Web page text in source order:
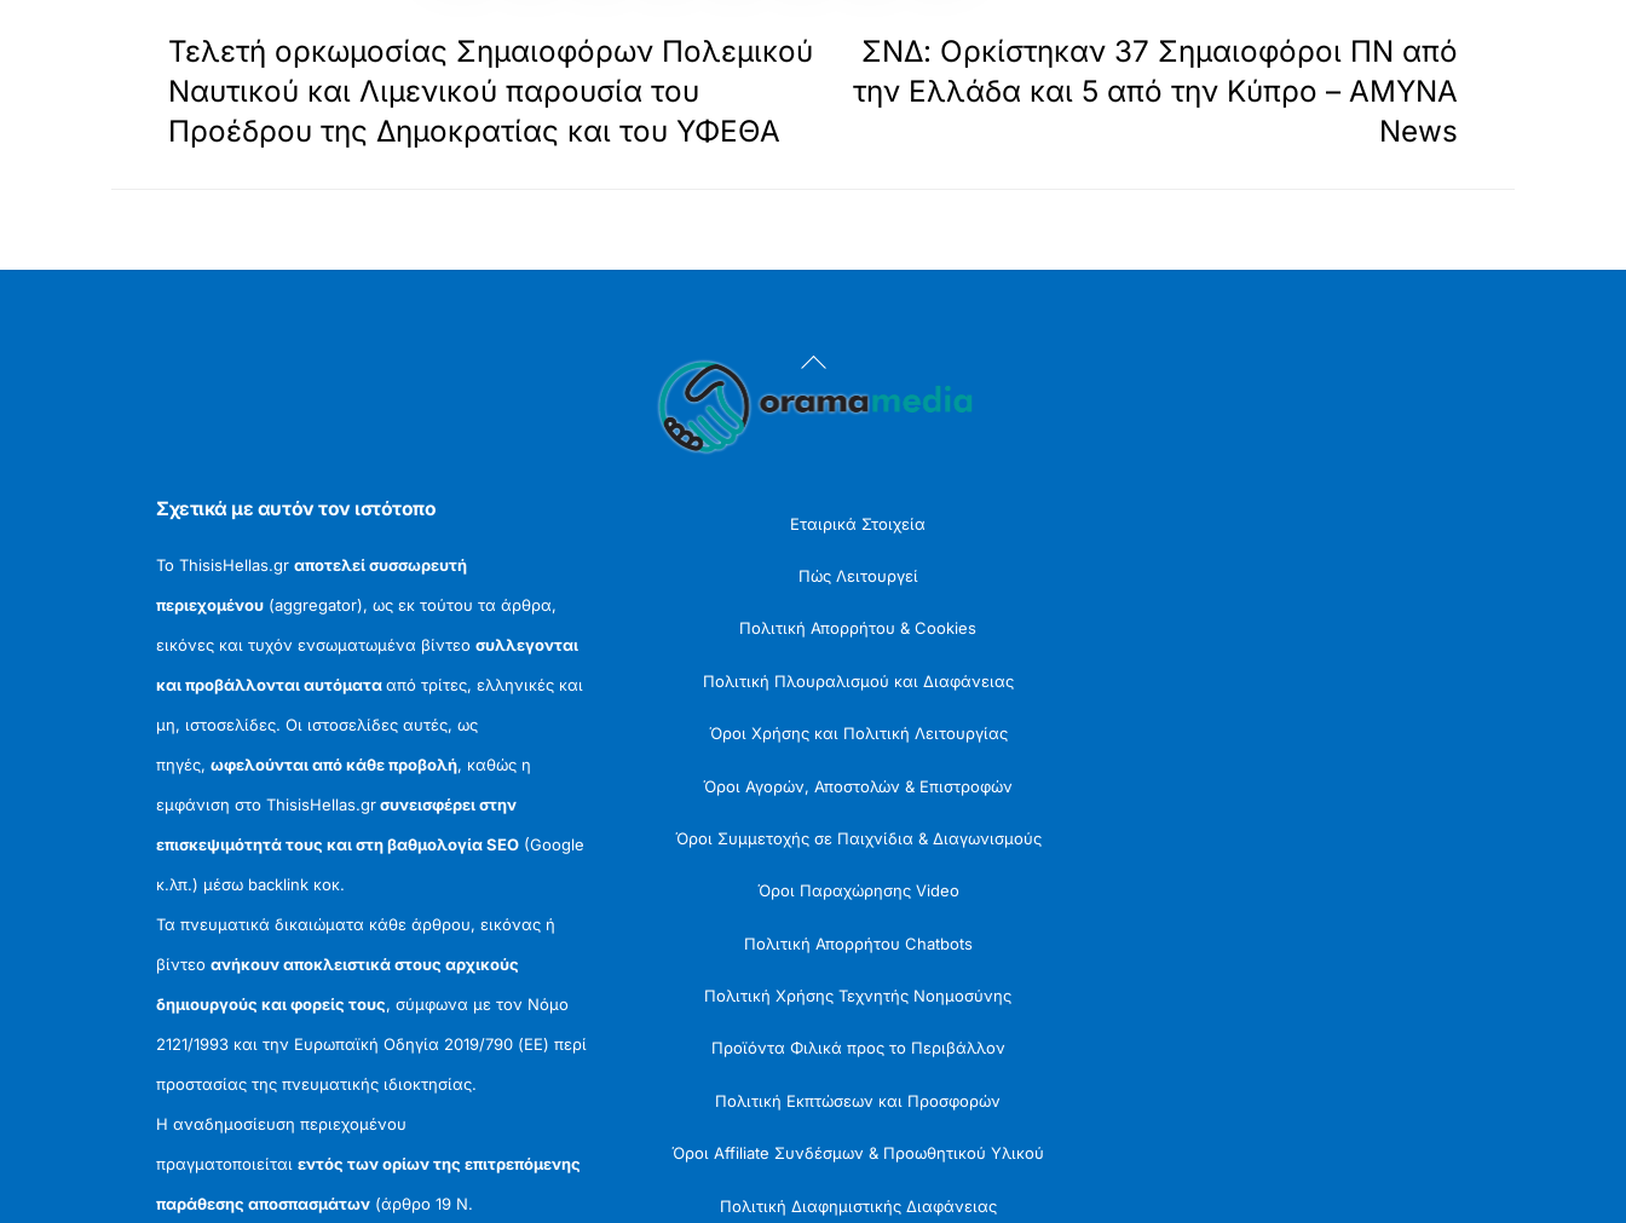
Τελετή ορκωμοσίας Σημαιοφόρων Πολεμικού
Ναυτικού και Λιμενικού παρουσία του
Προέδρου της Δημοκρατίας και του ΥΦΕΘΑ
ΣΝΔ: Ορκίστηκαν 37 Σημαιοφόροι ΠΝ από
την Ελλάδα και 5 από την Κύπρο – ΑΜΥΝΑ
News
Back
To
Σχετικά με αυτόν τον ιστότοπο
Το ThisisHellas.grαποτελεί συσσωρευτή
περιεχομένου (aggregator), ως εκ τούτου τα άρθρα,
εικόνες και τυχόν ενσωματωμένα βίντεοσυλλεγονται
και προβάλλονται αυτόματααπό τρίτες, ελληνικές και
μη, ιστοσελίδες. Οι ιστοσελίδες αυτές, ως
πηγές,ωφελούνται από κάθε προβολή, καθώς η
εμφάνιση στο ThisisHellas.grσυνεισφέρει στην
επισκεψιμότητά τους και στη βαθμολογία SEO (Google
κ.λπ.) μέσω backlink κοκ.
Τα πνευματικά δικαιώματα κάθε άρθρου, εικόνας ή
βίντεοανήκουν αποκλειστικά στους αρχικούς
δημιουργούς και φορείς τους, σύμφωνα με τον Νόμο
2121/1993 και την Ευρωπαϊκή Οδηγία 2019/790 (ΕΕ) περί
προστασίας της πνευματικής ιδιοκτησίας.
Η αναδημοσίευση περιεχομένου
πραγματοποιείταιεντός των ορίων της επιτρεπόμενης
παράθεσης αποσπασμάτων (άρθρο 19 Ν.
Εταιρικά Στοιχεία
Πώς Λειτουργεί
Πολιτική Απορρήτου & Cookies
Πολιτική Πλουραλισμού και Διαφάνειας
Όροι Χρήσης και Πολιτική Λειτουργίας
Όροι Αγορών, Αποστολών & Επιστροφών
Όροι Συμμετοχής σε Παιχνίδια & Διαγωνισμούς
Όροι Παραχώρησης Video
Πολιτική Απορρήτου Chatbots
Πολιτική Χρήσης Τεχνητής Νοημοσύνης
Προϊόντα Φιλικά προς το Περιβάλλον
Πολιτική Εκπτώσεων και Προσφορών
Όροι Affiliate Συνδέσμων & Προωθητικού Υλικού
Πολιτική Διαφημιστικής Διαφάνειας